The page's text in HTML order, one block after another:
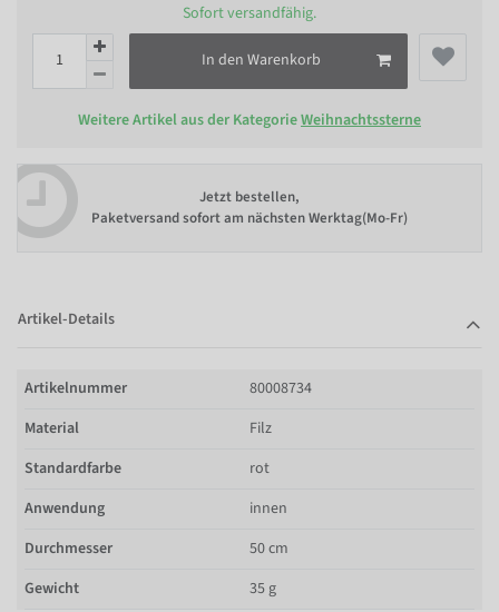
Sofort versandfähig.
In den Warenkorb
Weitere Artikel aus der KategorieWeihnachtssterne
Jetzt bestellen,
Paketversand sofort am nächsten Werktag(Mo-Fr)
Artikel-Details
Artikelnummer
80008734
Material
Filz
Standardfarbe
rot
Anwendung
innen
Durchmesser
50 cm
Gewicht
35 g